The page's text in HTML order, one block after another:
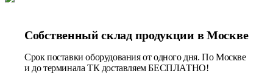
Собственный склад продукции в Москве
Срок поставки оборудования от одного дня. По Москве
и до терминала ТК доставляем БЕСПЛАТНО!